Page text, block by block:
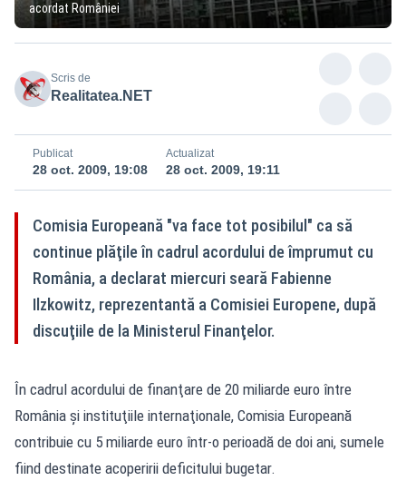
acordat României
Scris de
Realitatea.NET
Publicat
28 oct. 2009, 19:08
Actualizat
28 oct. 2009, 19:11
Comisia Europeană "va face tot posibilul" ca să
continue plăţile în cadrul acordului de împrumut cu
România, a declarat miercuri seară Fabienne
Ilzkowitz, reprezentantă a Comisiei Europene, după
discuţiile de la Ministerul Finanţelor.
În cadrul acordului de finanţare de 20 miliarde euro între
România şi instituţiile internaţionale, Comisia Europeană
contribuie cu 5 miliarde euro într-o perioadă de doi ani, sumele
fiind destinate acoperirii deficitului bugetar.